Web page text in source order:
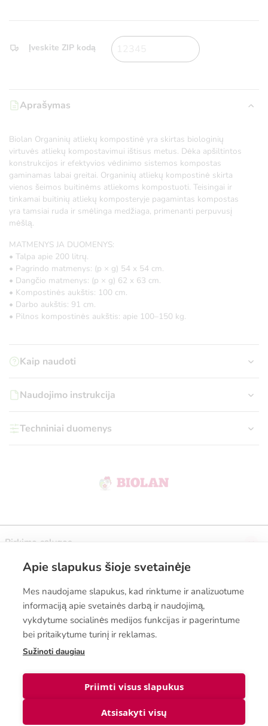
Įveskite ZIP kodą
Aprašymas
Biolan Organinių atliekų kompostinė yra skirtas biologinių
virtuvės atliekų kompostavimui ištisus metus. Dėka apšiltintos
konstrukcijos ir efektyvios vėdinimo sistemos kompostas
gaminamas labai greitai. Organinių atliekų kompostinė skirta
vienos šeimos buitinėms atliekoms kompostuoti. Teisingai ir
tinkamai buitinių atliekų komposteryje pagamintas kompostas
yra tamsiai ruda ir smėlinga medžiaga, primenanti perpuvusį
mėšlą.
MATMENYS JA DUOMENYS:
• Talpa apie 200 litrų.
• Pagrindo matmenys: (p × g) 54 x 54 cm.
• Dangčio matmenys: (p × g) 62 x 63 cm.
• Kompostinės aukštis: 100 cm.
• Darbo aukštis: 91 cm.
• Pilnos kompostinės aukštis: apie 100–150 kg.
Kaip naudoti
Naudojimo instrukcija
Techniniai duomenys
Pirkimo sąlygos
Prenumeruokite naujienlaiškį
© Biolanshop 2026
Apie slapukus šioje svetainėje
Mes naudojame slapukus, kad rinktume ir analizuotume
informaciją apie svetainės darbą ir naudojimą,
vykdytume socialinės medijos funkcijas ir pagerintume
bei pritaikytume turinį ir reklamas.
Sužinoti daugiau
Priimti visus slapukus
Atsisakyti visų